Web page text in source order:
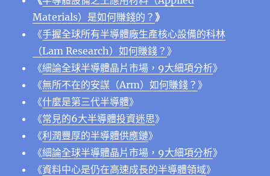
Materials）是如何賺錢的？》
《手握全球所有半導體廠生產核心設備的科林
（Lam Research）如何賺錢？》
《細論全球半導體晶片市場，9大細項分析》
《無所不在的安謀（Arm）如何賺錢？》
《什麼是第三代半導體》
《常見的6大半導體投資迷思》
《利潤豐厚的半導體供應鏈》
《細論全球半導體晶片市場，9大細項分析》
《資料中心是仍在高速成長的半導體領域》